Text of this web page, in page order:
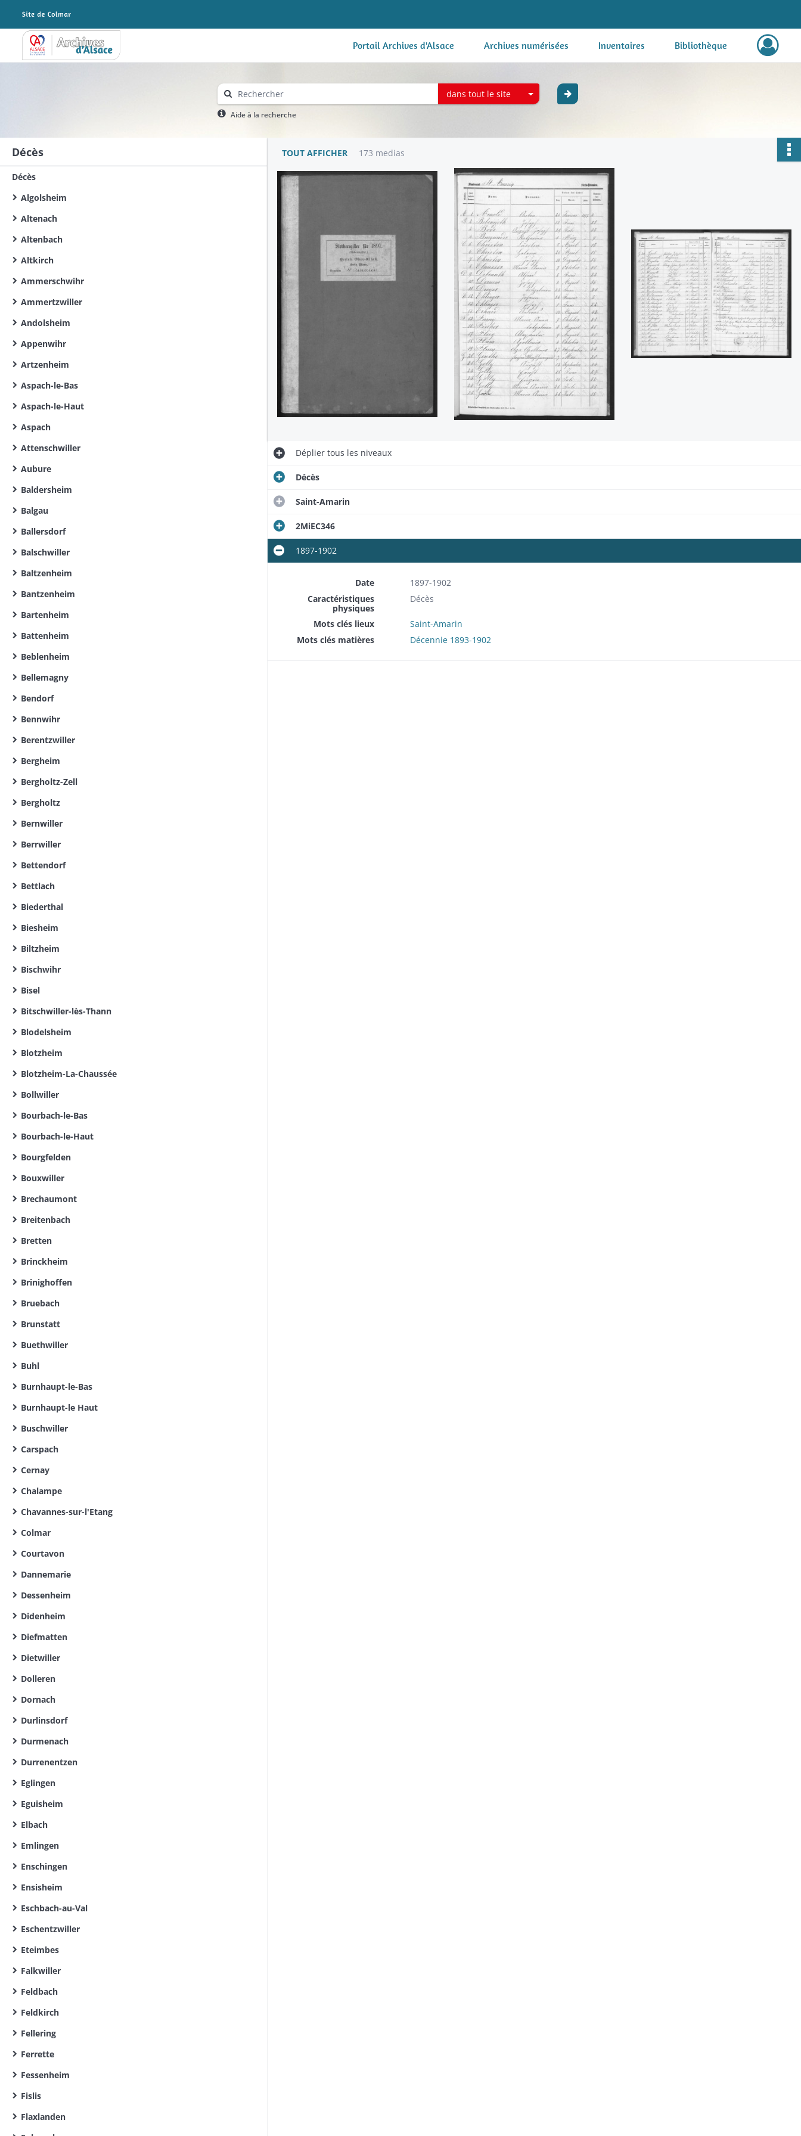
Archives Alsace - Colmar Portail Archives d'Alsace Archives numérisées Inventaires Bibliothèque
dans tout le site
Aide à la recherche
Décès
Décès
Algolsheim
Altenach
Altenbach
Altkirch
Ammerschwihr
Ammertzwiller
Andolsheim
Appenwihr
Artzenheim
Aspach-le-Bas
Aspach-le-Haut
Aspach
Attenschwiller
Aubure
Baldersheim
Balgau
Ballersdorf
Balschwiller
Baltzenheim
Bantzenheim
Bartenheim
Battenheim
Beblenheim
Bellemagny
Bendorf
Bennwihr
Berentzwiller
Bergheim
Bergholtz-Zell
Bergholtz
Bernwiller
Berrwiller
Bettendorf
Bettlach
Biederthal
Biesheim
Biltzheim
Bischwihr
Bisel
Bitschwiller-lès-Thann
Blodelsheim
Blotzheim
Blotzheim-La-Chaussée
Bollwiller
Bourbach-le-Bas
Bourbach-le-Haut
Bourgfelden
Bouxwiller
Brechaumont
Breitenbach
Bretten
Brinckheim
Brinighoffen
Bruebach
Brunstatt
Buethwiller
Buhl
Burnhaupt-le-Bas
Burnhaupt-le Haut
Buschwiller
Carspach
Cernay
Chalampe
Chavannes-sur-l'Etang
Colmar
Courtavon
Dannemarie
Dessenheim
Didenheim
Diefmatten
Dietwiller
Dolleren
Dornach
Durlinsdorf
Durmenach
Durrenentzen
Eglingen
Eguisheim
Elbach
Emlingen
Enschingen
Ensisheim
Eschbach-au-Val
Eschentzwiller
Eteimbes
Falkwiller
Feldbach
Feldkirch
Fellering
Ferrette
Fessenheim
Fislis
Flaxlanden
TOUT AFFICHER 173 medias
Dépliertous les niveaux
Décès
Saint-Amarin
2MiEC346
1897-1902
Date
1897-1902
Caractéristiques
physiques
Décès
Mots clés lieux
Saint-Amarin
Mots clés matières
Décennie 1893-1902